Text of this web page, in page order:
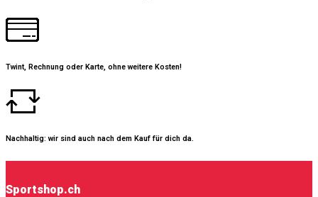
Twint, Rechnung oder Karte, ohne weitere Kosten!
Nachhaltig: wir sind auch nach dem Kauf für dich da.
Sportshop.ch